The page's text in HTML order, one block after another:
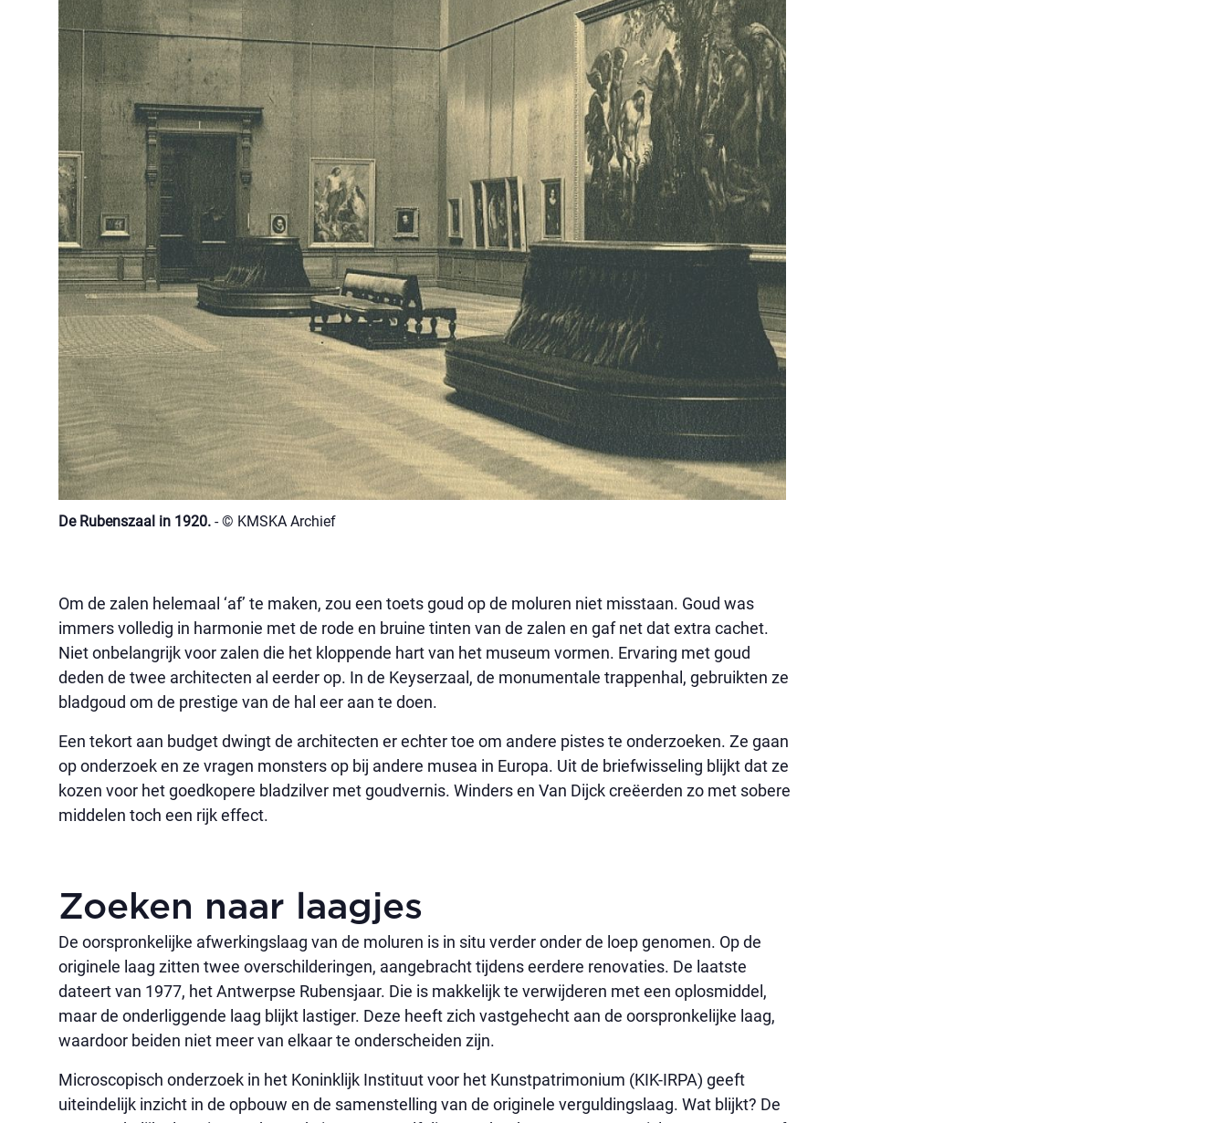
De Rubenszaal in 1920. - © KMSKA Archief
Om de zalen helemaal ‘af’ te maken, zou een toets goud op de moluren niet misstaan. Goud was
immers volledig in harmonie met de rode en bruine tinten van de zalen en gaf net dat extra cachet.
Niet onbelangrijk voor zalen die het kloppende hart van het museum vormen. Ervaring met goud
deden de twee architecten al eerder op. In de Keyserzaal, de monumentale trappenhal, gebruikten ze
bladgoud om de prestige van de hal eer aan te doen.
Een tekort aan budget dwingt de architecten er echter toe om andere pistes te onderzoeken. Ze gaan
op onderzoek en ze vragen monsters op bij andere musea in Europa. Uit de briefwisseling blijkt dat ze
kozen voor het goedkopere bladzilver met goudvernis. Winders en Van Dijck creëerden zo met sobere
middelen toch een rijk effect.
Zoeken naar laagjes
De oorspronkelijke afwerkingslaag van de moluren is in situ verder onder de loep genomen. Op de
originele laag zitten twee overschilderingen, aangebracht tijdens eerdere renovaties. De laatste
dateert van 1977, het Antwerpse Rubensjaar. Die is makkelijk te verwijderen met een oplosmiddel,
maar de onderliggende laag blijkt lastiger. Deze heeft zich vastgehecht aan de oorspronkelijke laag,
waardoor beiden niet meer van elkaar te onderscheiden zijn.
Microscopisch onderzoek in het Koninklijk Instituut voor het Kunstpatrimonium (KIK-IRPA) geeft
uiteindelijk inzicht in de opbouw en de samenstelling van de originele verguldingslaag. Wat blijkt? De